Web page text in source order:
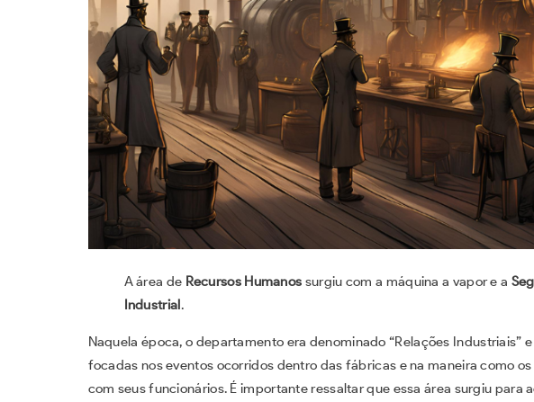
A área de Recursos Humanos surgiu com a máquina a vapor e a
Industrial.
Naquela época, o departamento era denominado “Relações Industriais”
focadas nos eventos ocorridos dentro das fábricas e na maneira como
com seus funcionários. É importante ressaltar que essa área surgiu para